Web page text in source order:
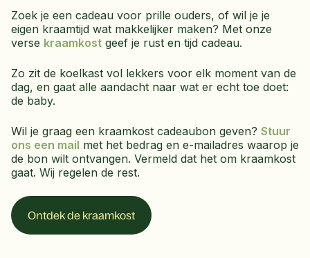
Zoek je een cadeau voor prille ouders, of wil je je
eigen kraamtijd wat makkelijker maken? Met onze
verse kraamkost geef je rust en tijd cadeau.
Zo zit de koelkast vol lekkers voor elk moment van de
dag, en gaat alle aandacht naar wat er echt toe doet:
de baby.
Wil je graag een kraamkost cadeaubon geven? Stuur
ons een mail met het bedrag en e-mailadres waarop je
de bon wilt ontvangen. Vermeld dat het om kraamkost
gaat. Wij regelen de rest.
Ontdek de kraamkost